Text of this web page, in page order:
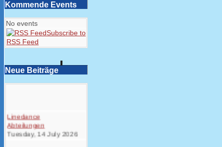
Kommende Events
No events
Subscribe to
RSS Feed
Neue Beiträge
Linedance
Abteilungen
Tuesday, 14 July 2026